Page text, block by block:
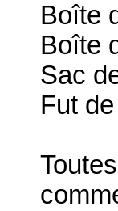
Boîte
Boîte
Sac
Fut